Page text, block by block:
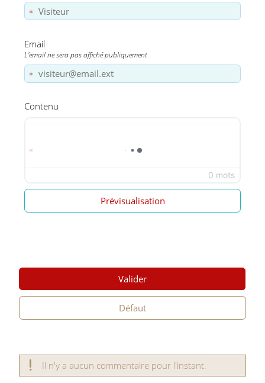
Email
L'email ne sera pas affiché publiquement
Contenu
0 mots
Prévisualisation
Valider
Défaut
Il n'y a aucun commentaire pour l'instant.